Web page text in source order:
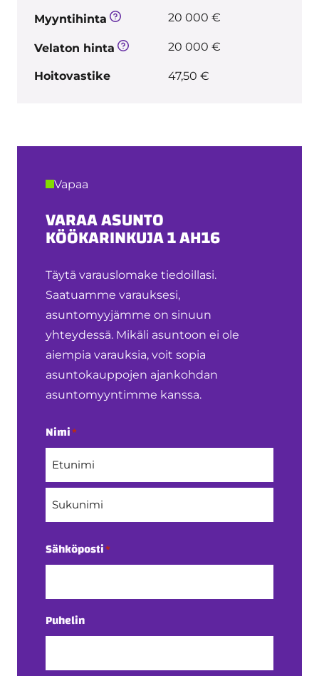
Myyntihinta 20 000 €
Velaton hinta 20 000 €
Hoitovastike 47,50 €
Vapaa
VARAA ASUNTO
KÖÖKARINKUJA 1 AH16
Täytä varauslomake tiedoillasi.
Saatuamme varauksesi,
asuntomyyjämme on sinuun
yhteydessä. Mikäli asuntoon ei ole
aiempia varauksia, voit sopia
asuntokauppojen ajankohdan
asuntomyyntimme kanssa.
Nimi*
Etunimi
Sähköposti*
Puhelin